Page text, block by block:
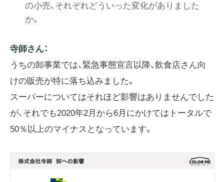
の小売、それぞれどういった変化がありました
か。
寺師さん：
うちの卸事業では、緊急事態宣言以降、飲食店さん向
けの販売が特に落ち込みました。
スーパーについてはそれほど影響はありませんでした
が、それでも2020年2月から6月にかけてはトータルで
50％以上のマイナスとなっています。